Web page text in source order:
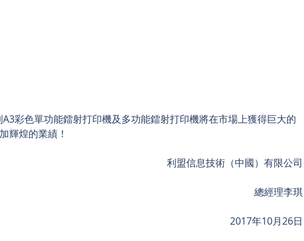
色單功能鐳射打印機及多功能鐳射打印機將在市場上獲得巨大的
輝煌的業績！
利盟信息技術（中國）有限公司
總經理李琪
2017年10月26日